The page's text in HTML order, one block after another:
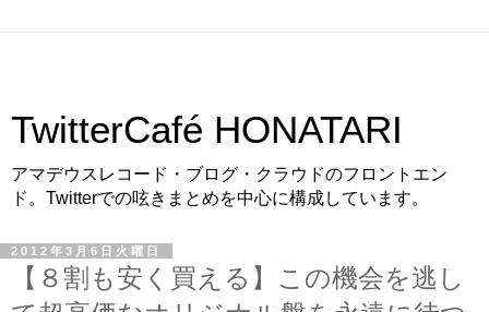
TwitterCafé HONATARI
アマデウスレコード・ブログ・クラウドのフロントエン
ド。Twitterでの呟きまとめを中心に構成しています。
2012年3月6日火曜日
【８割も安く買える】この機会を逃し